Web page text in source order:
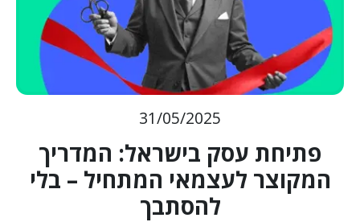
31/05/2025
פתיחת עסק בישראל: המדריך
המקוצר לעצמאי המתחיל – בלי
להסתבך